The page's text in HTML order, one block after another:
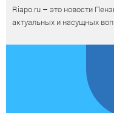
Riapo.ru – это новости
актуальных и насущных